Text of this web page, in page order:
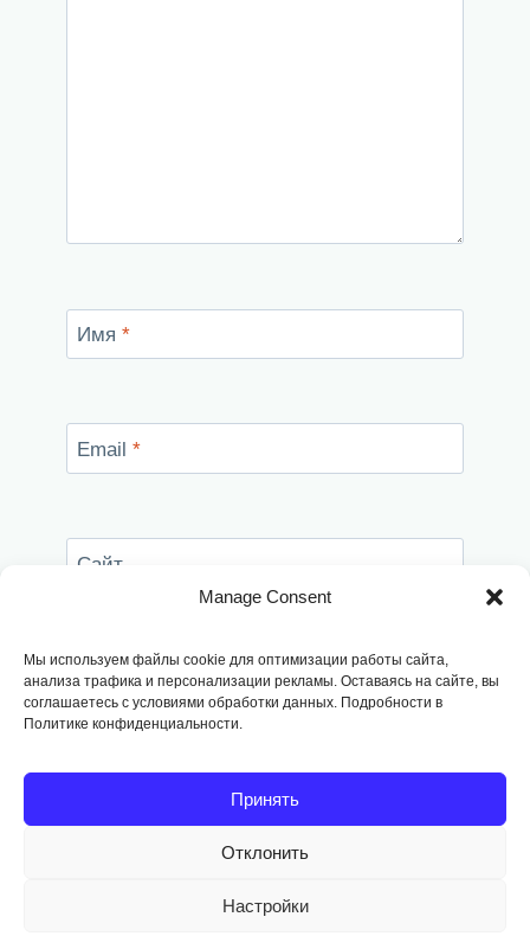
Manage Consent
Мы используем файлы cookie для оптимизации работы сайта,
анализа трафика и персонализации рекламы. Оставаясь на сайте, вы
соглашаетесь с условиями обработки данных. Подробности в
Политике конфиденциальности.
Принять
Отклонить
Настройки
Имя *
Email *
Сайт
этом браузере для последующих моих
комментариев.